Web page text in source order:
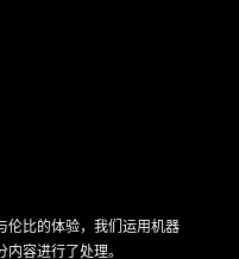
伦比的体验，我们运用机器
容进行了处理。